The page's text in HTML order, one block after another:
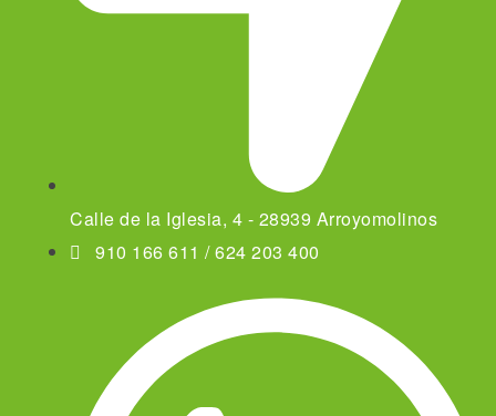
Calle de la Iglesia, 4 - 28939 Arroyomolinos
910 166 611 / 624 203 400